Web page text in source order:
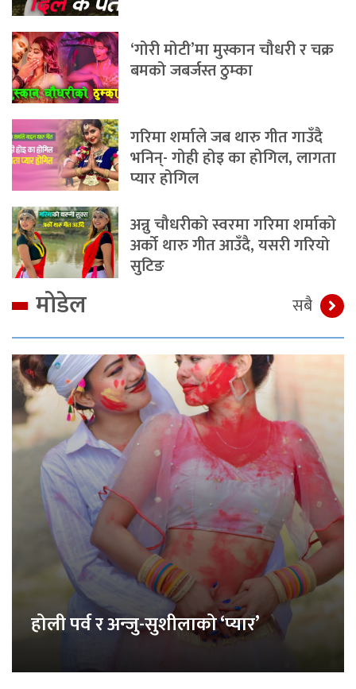
‘गोरी मोटी’मा मुस्कान चौधरी र चक्र
बमको जबर्जस्त ठुम्का
गरिमा शर्माले जब थारु गीत गाउँदै
भनिन्- गोही होइ का होगिल, लागता
प्यार होगिल
अन्नु चौधरीको स्वरमा गरिमा शर्माको
अर्को थारु गीत आउँदै, यसरी गरियो
सुटिङ
मोडेल सबै
होली पर्व र अन्जु-सुशीलाको ‘प्यार’